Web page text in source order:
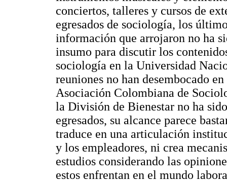
conciertos, talleres y cursos de
egresados de sociología, los
información que arrojaron no ha
insumo para discutir los
sociología en la Universidad
reuniones no han desembocado
Asociación Colombiana de
la División de Bienestar no ha
egresados, su alcance parece
traduce en una articulación
y los empleadores, ni crea
estudios considerando las
estos enfrentan en el mundo